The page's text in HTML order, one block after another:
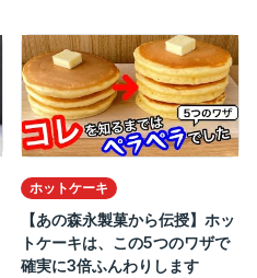
ホットケーキ
【あの森永製菓から伝授】ホッ
トケーキは、この5つのワザで
確実に3倍ふんわりします